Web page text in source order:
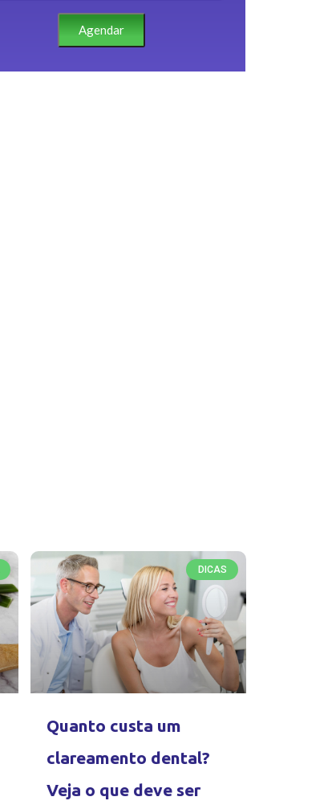
Agendar
DICAS
Quanto custa um
clareamento dental?
Veja o que deve ser